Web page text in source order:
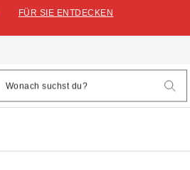
FÜR SIE ENTDECKEN